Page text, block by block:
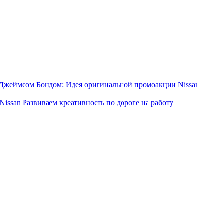
Бондом: Идея оригинальной промоакции
Развиваем креативность по дороге на работу